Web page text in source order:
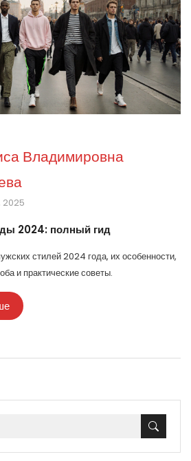
Владимировна
2025
2024: полный гид
стилей 2024 года, их особенности,
и практические советы.